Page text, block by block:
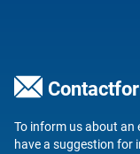
To inform us about an
have a suggestion for